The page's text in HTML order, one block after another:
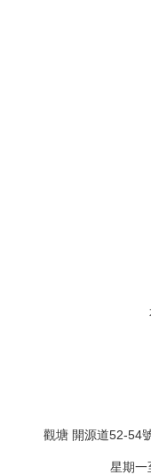
觀塘 開源道52-54
星期一